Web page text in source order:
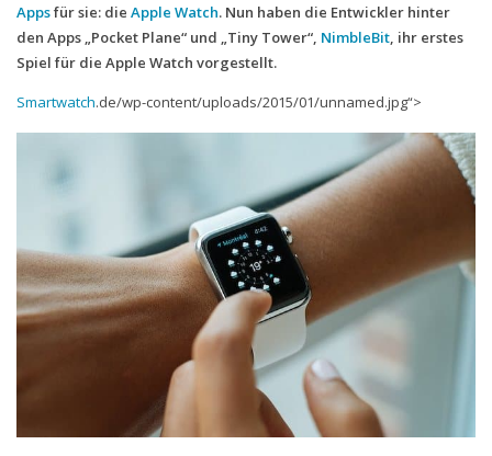
Smartphonetarife
Datentarife
Flatrate-Prepaidtarife
Mobilfunk-Vergleichsrechner
Mobilfunk-Tarifrechner
Flatrate-Datentarife
Appsfür sie: die Apple Watch. Nun haben die Entwickler hinter
den Apps „Pocket Plane“ und „Tiny Tower“, NimbleBit, ihr erstes
Spiel für die Apple Watch vorgestellt.
Smartwatch.de/wp-content/uploads/2015/01/unnamed.jpg“>